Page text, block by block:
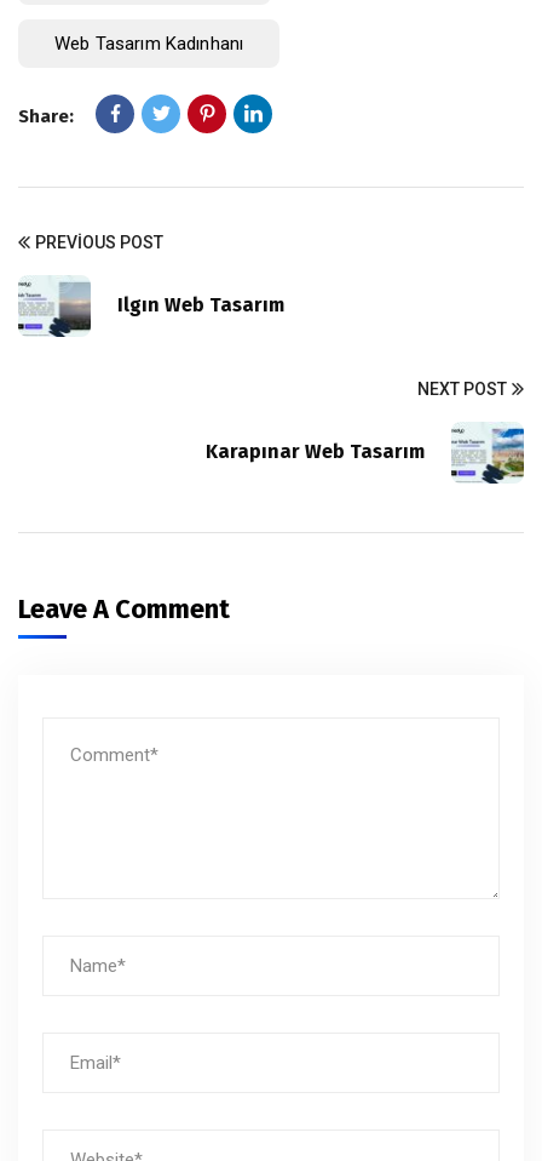
Web Tasarım Kadınhanı
Share:
PREVIOUS POST
Ilgın Web Tasarım
NEXT POST
Karapınar Web Tasarım
Leave A Comment